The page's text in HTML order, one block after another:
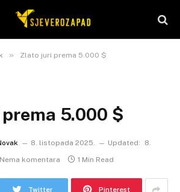
» Zlato juri prema 5.000 $
5.000 $
8. listopada 2025. Updated:
8.
Nema komentara 1 Min Read
Twitter Pinterest